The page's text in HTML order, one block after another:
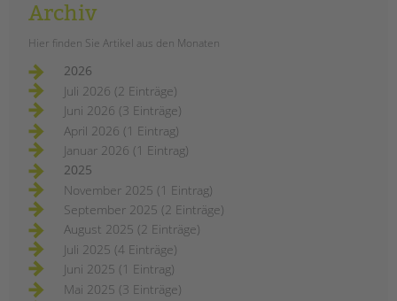
Archiv
Hier finden Sie Artikel aus den Monaten
2026
Juli 2026 (2 Einträge)
Juni 2026 (3 Einträge)
April 2026 (1 Eintrag)
Januar 2026 (1 Eintrag)
2025
November 2025 (1 Eintrag)
September 2025 (2 Einträge)
August 2025 (2 Einträge)
Juli 2025 (4 Einträge)
Juni 2025 (1 Eintrag)
Mai 2025 (3 Einträge)